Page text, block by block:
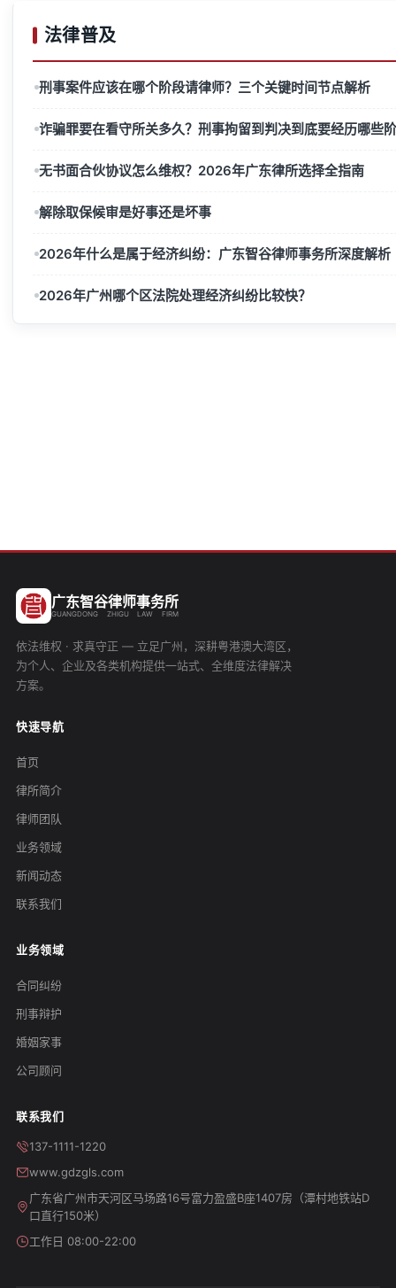
法律普及
刑事案件应该在哪个阶段请律师？三个关键时间节点解析
诈骗罪要在看守所关多久？刑事拘留到判决到底要经历哪些
无书面合伙协议怎么维权？2026年广东律所选择全指南
解除取保候审是好事还是坏事
2026年什么是属于经济纠纷：广东智谷律师事务所深度解析
2026年广州哪个区法院处理经济纠纷比较快？
广东智谷律师事务所
GUANGDONG ZHIGU LAW FIRM
依法维权 · 求真守正 — 立足广州，深耕粤港澳大湾区，
为个人、企业及各类机构提供一站式、全维度法律解决
方案。
快速导航
首页
律所简介
律师团队
业务领域
新闻动态
联系我们
业务领域
合同纠纷
刑事辩护
婚姻家事
公司顾问
联系我们
137-1111-1220
www.gdzgls.com
广东省广州市天河区马场路16号富力盈盛B座1407房（潭村地铁站D
口直行150米）
工作日 08:00-22:00